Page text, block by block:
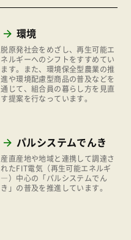
環境
脱原発社会をめざし、再生可能エ
ネルギーへのシフトをすすめてい
ます。また、環境保全型農業の推
進や環境配慮型商品の普及などを
通じて、組合員の暮らし方を見直
す提案を行なっています。
パルシステムでんき
産直産地や地域と連携して調達さ
れたFIT電気（再生可能エネルギ
―）中心の「パルシステムでん
き」の普及を推進しています。